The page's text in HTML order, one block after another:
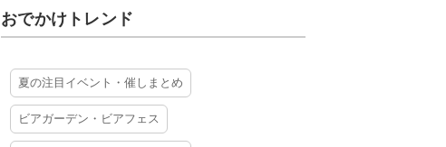
おでかけトレンド
夏の注目イベント・催しまとめ
ビアガーデン・ビアフェス